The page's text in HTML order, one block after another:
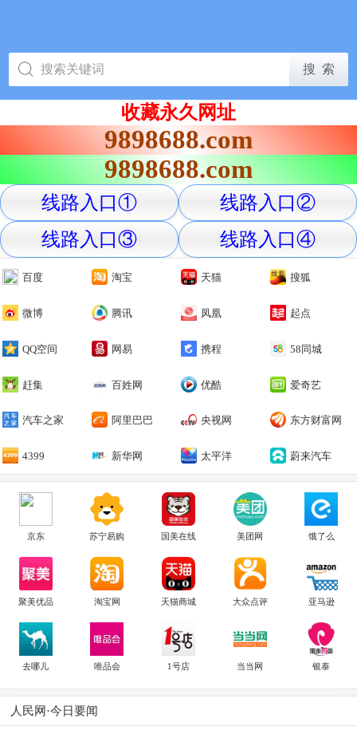
收藏永久网址
9898688.com
9898688.com
线路入口①
线路入口②
线路入口③
线路入口④
百度 淘宝 天猫 搜狐
微博 腾讯 凤凰 起点
QQ空间 网易 携程 58同城
赶集 百姓网 优酷 爱奇艺
汽车之家 阿里巴巴 央视网 东方财富网
4399 新华网 太平洋 蔚来汽车
京东 苏宁易购 国美在线 美团网 饿了么
聚美优品 淘宝网 天猫商城 大众点评 亚马逊
去哪儿 唯品会 1号店 当当网 银泰
人民网·今日要闻